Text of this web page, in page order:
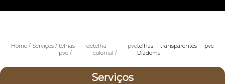
Home Serviços
telhas de
pvc
telha pvc
colonial
telhas transparentes pvc
Diadema
Serviços